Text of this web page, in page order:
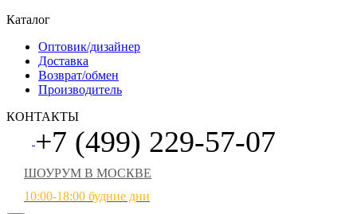
Каталог
Оптовик/дизайнер
Доставка
Возврат/обмен
Производитель
КОНТАКТЫ
+7 (499) 229-57-07
ШОУРУМ В МОСКВЕ
10:00-18:00 будние дни